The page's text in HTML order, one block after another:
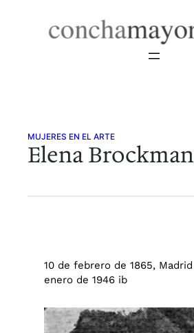
MUJERES EN EL ARTE
Elena
10 de febrero de 1865,
enero de 1946 ib